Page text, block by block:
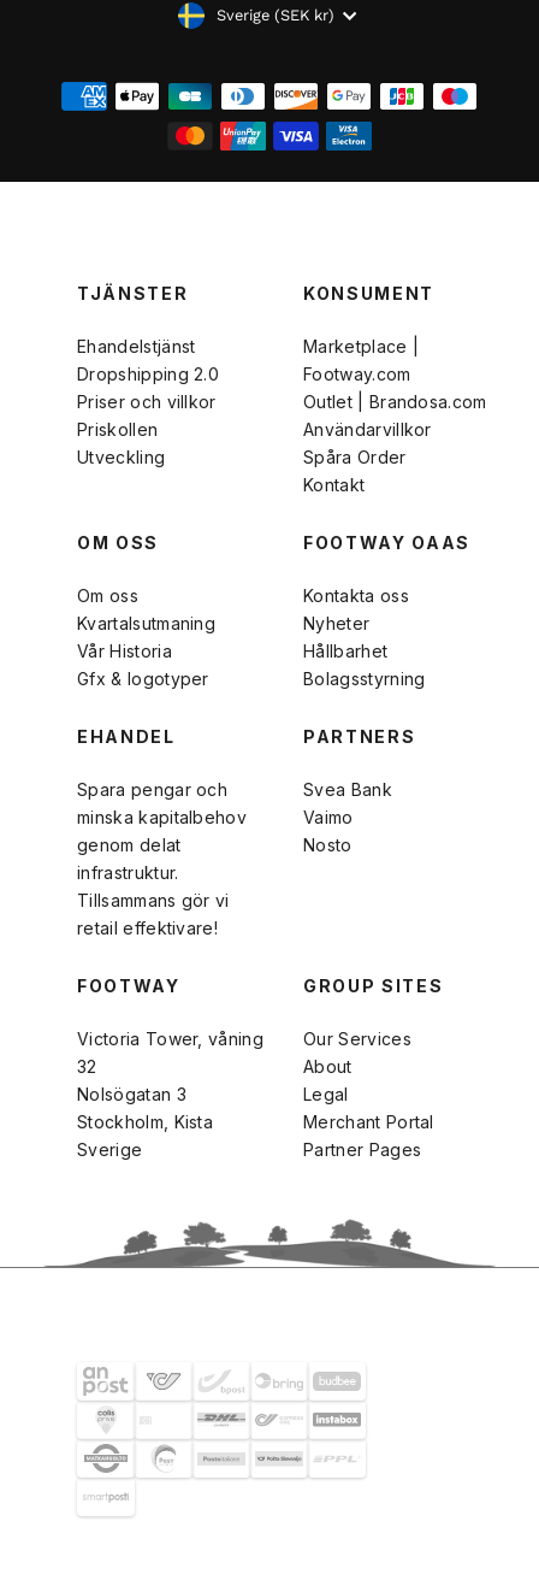
VALUTASverige (SEK kr)
TJÄNSTER
Ehandelstjänst
Dropshipping 2.0
Priser och villkor
Priskollen
Utveckling
KONSUMENT
Marketplace |
Footway.com
Outlet | Brandosa.com
Användarvillkor
Spåra Order
Kontakt
OM OSS
Om oss
Kvartalsutmaning
Vår Historia
Gfx & logotyper
FOOTWAY OAAS
Kontakta oss
Nyheter
Hållbarhet
Bolagsstyrning
EHANDEL
Spara pengar och
minska kapitalbehov
genom delat
infrastruktur.
Tillsammans gör vi
retail effektivare!
PARTNERS
Svea Bank
Vaimo
Nosto
FOOTWAY
Victoria Tower, våning
32
Nolsögatan 3
Stockholm, Kista
Sverige
GROUP SITES
Our Services
About
Legal
Merchant Portal
Partner Pages